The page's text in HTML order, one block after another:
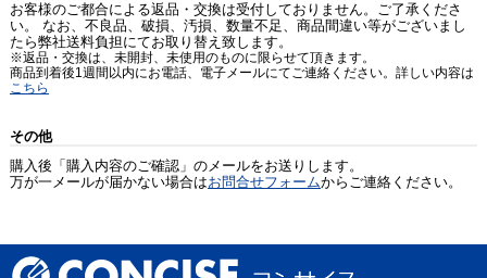
お客様のご都合による返品・交換は受付しておりません。ご了承くださ
い。 なお、不良品、破損、汚損、数量不足、商品間違い等がございまし
たら弊社送料負担にてお取り替え致します。
※返品・交換は、未開封、未使用のものに限らせて頂きます。
商品到着後1週間以内にお電話、電子メールにてご連絡ください。詳しい内容は
こちら
その他
購入後「購入内容のご確認」のメールをお送りします。
万が一メールが届かない場合はお問合せフォームからご連絡ください。